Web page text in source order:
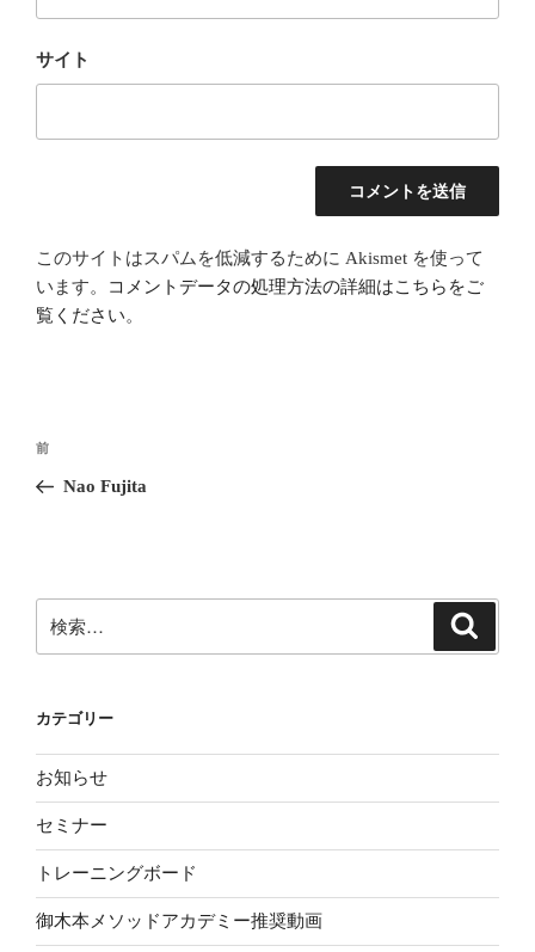
サイト
このサイトはスパムを低減するために Akismet を使って
います。
コメントデータの処理方法の詳細はこちらをご
覧ください。
投
ナ
ー
シ
前
の
前
Nao Fujita
索:
カテゴリー
お知らせ
セミナー
トレーニングボード
御木本メソッドアカデミー推奨動画